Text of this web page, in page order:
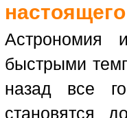
Астрономия
быстрыми
назад все
становятся